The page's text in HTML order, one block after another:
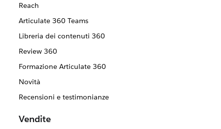
Reach
Articulate 360 Teams
Libreria dei contenuti 360
Review 360
Formazione Articulate 360
Novità
Recensioni e testimonianze
Vendite